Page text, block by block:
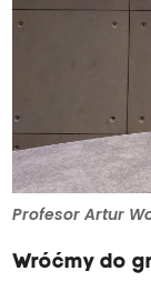
Profesor Artur
Wróćmy do